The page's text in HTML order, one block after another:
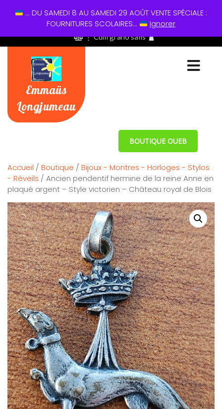
01 60 49 13 60
⋮ Cum grano salis
Emmaüs
Longjumeau
BOUTIQUE OUEB
Accueil / Boutique / Bijoux - Montres - Horloges - Stylos
- Réveils / Ancien pendentif hermine de la reine Anne en
plaqué argent – Style victorien – Château royal de Blois
... DU SAMEDI 8 AU SAMEDI 29 AOÛT VENTE SPÉCIALE :
FOURNITURES SCOLAIRES...
Ignorer